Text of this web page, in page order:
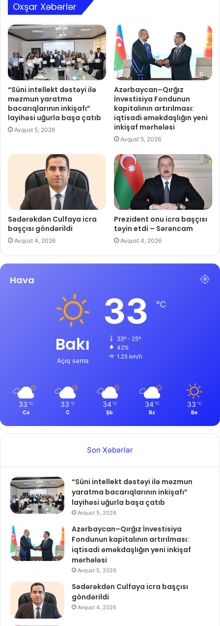
Oxşar Xəbərlər
“Süni intellekt dəstəyi ilə
məzmun yaratma
bacarıqlarının inkişafı”
layihəsi uğurla başa çatıb
Avqust 5, 2026
Azərbaycan–Qırğız
İnvestisiya Fondunun
kapitalının artırılması:
iqtisadi əməkdaşlığın yeni
inkişaf mərhələsi
Avqust 5, 2026
Sədərəkdən Culfaya icra
başçısı göndərildi
Avqust 4, 2026
Prezident onu icra başçısı
təyin etdi – Sərəncam
Avqust 4, 2026
Hava
Bakı
Açıq səma
33 ℃
33º - 25º
42%
1.25 km/h
33 ℃
Ca
33 ℃
C
34 ℃
Şb
34 ℃
Bz
33 ℃
Be
Son Xəbərlər
“Süni intellekt dəstəyi ilə məzmun
yaratma bacarıqlarının inkişafı”
layihəsi uğurla başa çatıb
Avqust 5, 2026
Azərbaycan–Qırğız İnvestisiya
Fondunun kapitalının artırılması:
iqtisadi əməkdaşlığın yeni inkişaf
mərhələsi
Avqust 5, 2026
Sədərəkdən Culfaya icra başçısı
göndərildi
Avqust 4, 2026